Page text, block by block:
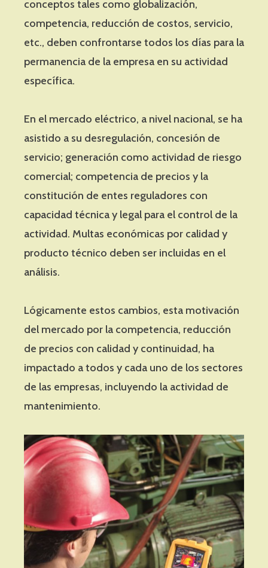
conceptos tales como globalización,
competencia, reducción de costos, servicio,
etc., deben confrontarse todos los días para la
permanencia de la empresa en su actividad
específica.
En el mercado eléctrico, a nivel nacional, se ha
asistido a su desregulación, concesión de
servicio; generación como actividad de riesgo
comercial; competencia de precios y la
constitución de entes reguladores con
capacidad técnica y legal para el control de la
actividad. Multas económicas por calidad y
producto técnico deben ser incluidas en el
análisis.
Lógicamente estos cambios, esta motivación
del mercado por la competencia, reducción
de precios con calidad y continuidad, ha
impactado a todos y cada uno de los sectores
de las empresas, incluyendo la actividad de
mantenimiento.